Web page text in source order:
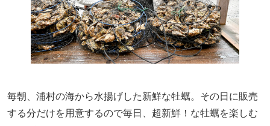
毎朝、浦村の海から水揚げした新鮮な牡蠣。その日に販売
する分だけを用意するので毎日、超新鮮！な牡蠣を楽しむ